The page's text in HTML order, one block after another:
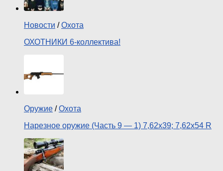
Новости /Охота
ОХОТНИКИ 6-коллектива!
Оружие /Охота
Нарезное оружие (Часть 9 — 1) 7,62х39; 7,62х54 R